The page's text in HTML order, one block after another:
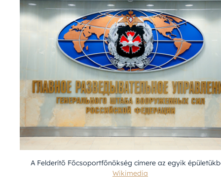
A Felderítő Főcsoportfőnökség címere az egyik
Wikimedia